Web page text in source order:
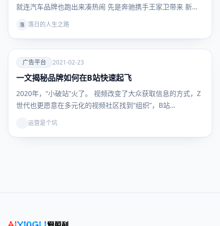
就连汽车品牌也跑出来凑热闹 先是奔驰携手王家卫带来 新…
落 落日的人生之路
爱
广告平
台
广告平台 2021-02-23
一文揭秘品牌如何在B站快速起飞
2020年，“小破站”火了。 视频改变了大众获取信息的方式，Z
世代也更愿意在多元化的视频社区找到“组织”，B站…
运营是个坑